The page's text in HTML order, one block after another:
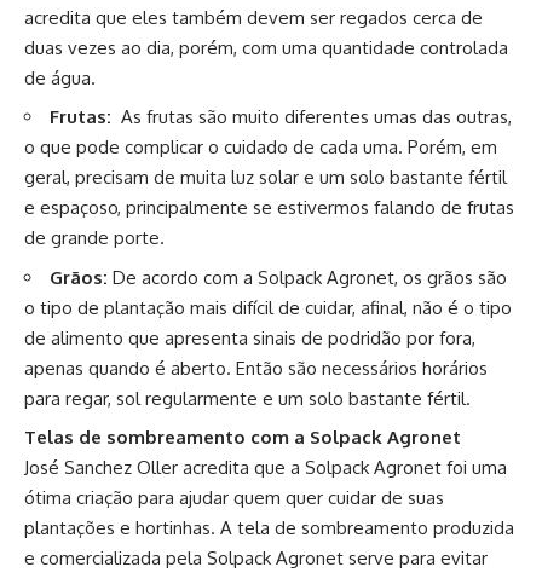
acredita que eles também devem ser regados cerca de
duas vezes ao dia, porém, com uma quantidade controlada
de água.
Frutas: As frutas são muito diferentes umas das outras,
o que pode complicar o cuidado de cada uma. Porém, em
geral, precisam de muita luz solar e um solo bastante fértil
e espaçoso, principalmente se estivermos falando de frutas
de grande porte.
Grãos: De acordo com a Solpack Agronet, os grãos são
o tipo de plantação mais difícil de cuidar, afinal, não é o tipo
de alimento que apresenta sinais de podridão por fora,
apenas quando é aberto. Então são necessários horários
para regar, sol regularmente e um solo bastante fértil.
Telas de sombreamento com a Solpack Agronet
José Sanchez Oller acredita que a Solpack Agronet foi uma
ótima criação para ajudar quem quer cuidar de suas
plantações e hortinhas. A tela de sombreamento produzida
e comercializada pela Solpack Agronet serve para evitar